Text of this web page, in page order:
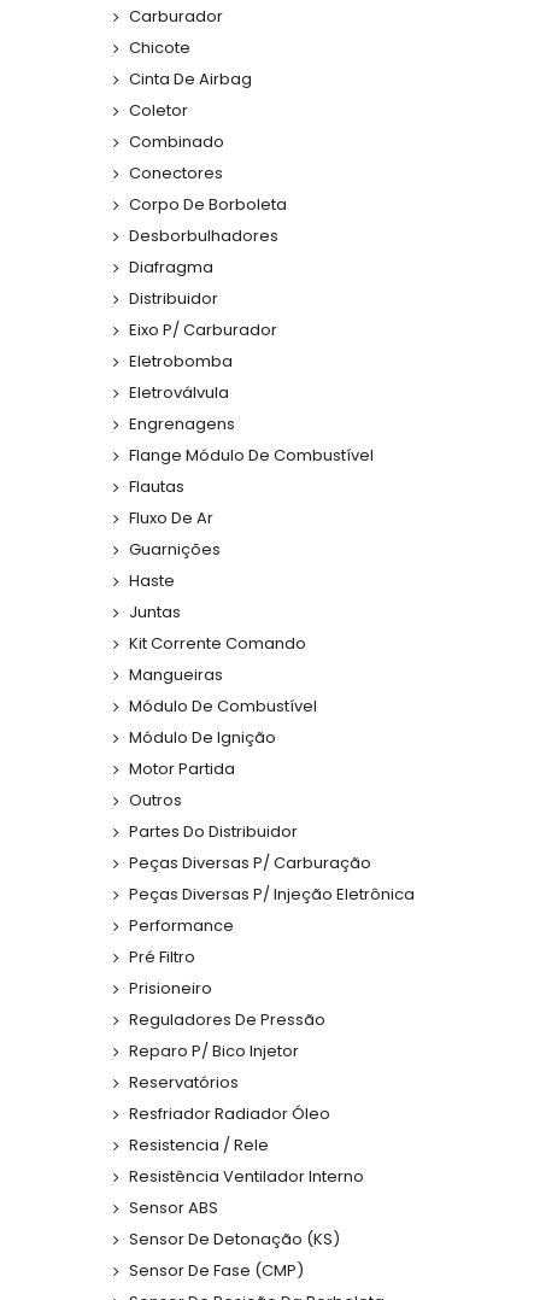
Carburador
Chicote
Cinta De Airbag
Coletor
Combinado
Conectores
Corpo De Borboleta
Desborbulhadores
Diafragma
Distribuidor
Eixo P/ Carburador
Eletrobomba
Eletroválvula
Engrenagens
Flange Módulo De Combustível
Flautas
Fluxo De Ar
Guarnições
Haste
Juntas
Kit Corrente Comando
Mangueiras
Módulo De Combustível
Módulo De Ignição
Motor Partida
Outros
Partes Do Distribuidor
Peças Diversas P/ Carburação
Peças Diversas P/ Injeção Eletrônica
Performance
Pré Filtro
Prisioneiro
Reguladores De Pressão
Reparo P/ Bico Injetor
Reservatórios
Resfriador Radiador Óleo
Resistencia / Rele
Resistência Ventilador Interno
Sensor ABS
Sensor De Detonação (KS)
Sensor De Fase (CMP)